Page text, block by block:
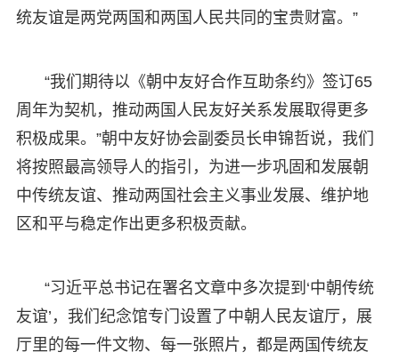
统友谊是两党两国和两国人民共同的宝贵财富。”
“我们期待以《朝中友好合作互助条约》签订65
周年为契机，推动两国人民友好关系发展取得更多
积极成果。”朝中友好协会副委员长申锦哲说，我们
将按照最高领导人的指引，为进一步巩固和发展朝
中传统友谊、推动两国社会主义事业发展、维护地
区和平与稳定作出更多积极贡献。
“习近平总书记在署名文章中多次提到‘中朝传统
友谊’，我们纪念馆专门设置了中朝人民友谊厅，展
厅里的每一件文物、每一张照片，都是两国传统友